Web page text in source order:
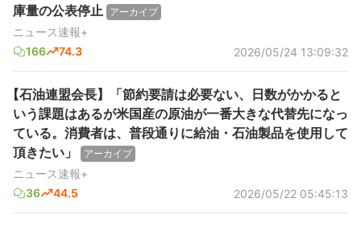
庫量の公表停止 アーカイブ
ニュース速報+
166
74.3 2026/05/24 13:09:32
【石油連盟会長】「節約要請は必要ない、日数がかかると
いう課題はあるが米国産の原油が一番大きな代替先になっ
ている。消費者は、普段通りに給油・石油製品を使用して
頂きたい」
アーカイブ
ニュース速報+
36
44.5 2026/05/22 05:45:13